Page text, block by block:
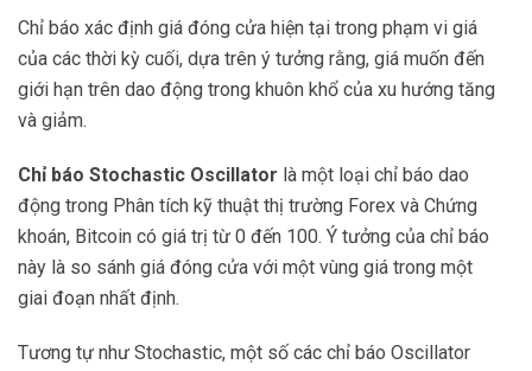
Chỉ báo xác định giá đóng cửa hiện tại trong phạm vi giá
của các thời kỳ cuối, dựa trên ý tưởng rằng, giá muốn đến
giới hạn trên dao động trong khuôn khổ của xu hướng tăng
và giảm.
Chỉ báo Stochastic Oscillator là một loại chỉ báo dao
động trong Phân tích kỹ thuật thị trường Forex và Chứng
khoán, Bitcoin có giá trị từ 0 đến 100. Ý tưởng của chỉ báo
này là so sánh giá đóng cửa với một vùng giá trong một
giai đoạn nhất định.
Tương tự như Stochastic, một số các chỉ báo Oscillator